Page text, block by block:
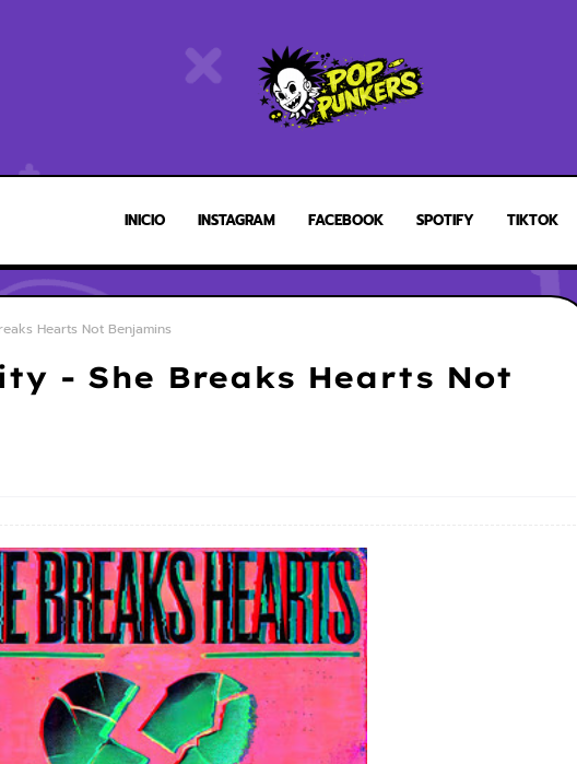
INICIO INSTAGRAM FACEBOOK SPOTIFY TIKTOK
Hearts Not Benjamins
- She Breaks Hearts Not